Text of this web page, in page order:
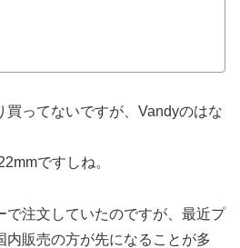
買ってないですが、Vandyのはな
ですしね。
で注文していたのですが、最近プ
内販売の方が先になることが多